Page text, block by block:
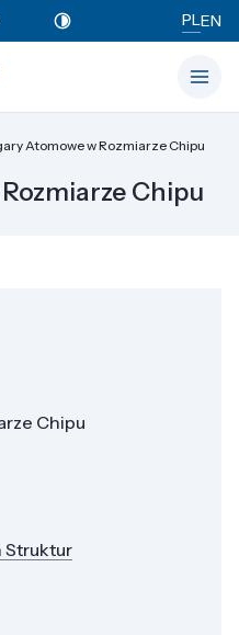
PLEN
Atomowe w Rozmiarze Chipu
Chipu
Chipu
Struktur